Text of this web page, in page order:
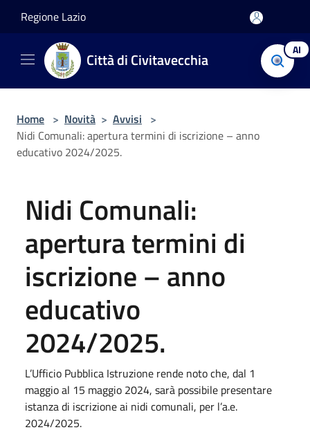
Regione Lazio
Città di Civitavecchia AI
Home > Novità > Avvisi >
Nidi Comunali: apertura termini di iscrizione – anno
educativo 2024/2025.
Nidi Comunali:
apertura termini di
iscrizione – anno
educativo
2024/2025.
L’Ufficio Pubblica Istruzione rende noto che, dal 1
maggio al 15 maggio 2024, sarà possibile presentare
istanza di iscrizione ai nidi comunali, per l’a.e.
2024/2025.